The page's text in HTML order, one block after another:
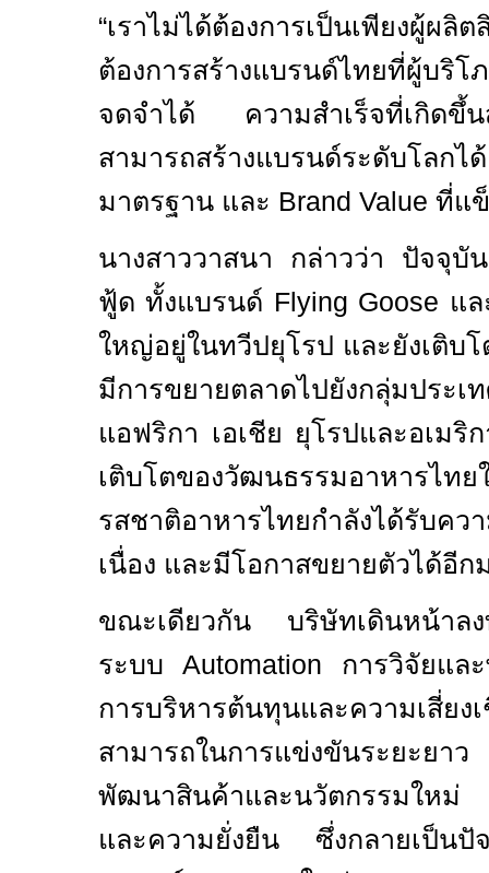
“เราไม่ได้ต้องการเป็นเพียงผู้ผ
ต้องการสร้างแบรนด์ไทยที่ผู้บริโ
จดจำได้ ความสำเร็จที่เกิดขึ้น
สามารถสร้างแบรนด์ระดับ
มาตรฐาน และ Brand Value ที่แ
นางสาววาสนา กล่าวว่า ปัจจุ
ฟู้ด ทั้งแบรนด์ Flying Goose แ
ใหญ่อยู่ในทวีปยุโรป และยังเติบโ
มีการขยายตลาดไปยังกลุ่มปร
แอฟริกา เอเชีย ยุโรปและอเมริ
เติบโตของวัฒนธรรมอาหาร
รสชาติอาหารไทยกำลังได้รับคว
เนื่อง และมีโอกาสขยายตัวได้อี
ขณะเดียวกัน บริษัทเดินหน้าลง
ระบบAutomation การวิจัยแ
การบริหารต้นทุนและความเสี่ย
สามารถในการแข่งขันระยะย
พัฒนาสินค้าและนวัตกรรมให
และความยั่งยืน ซึ่งกลายเป็นปั